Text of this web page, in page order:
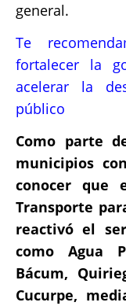
general.
Te
fortalecer la
acelerar la
público
Como parte
municipios
conocer que
Transporte
reactivó el
como Agua
Bácum,
Cucurpe,